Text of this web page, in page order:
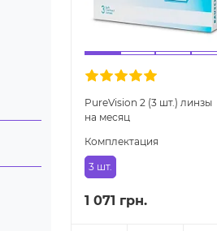
PureVision 2 (3 шт.) линзы
на месяц
Комплектация
3 шт.
1 071 грн.